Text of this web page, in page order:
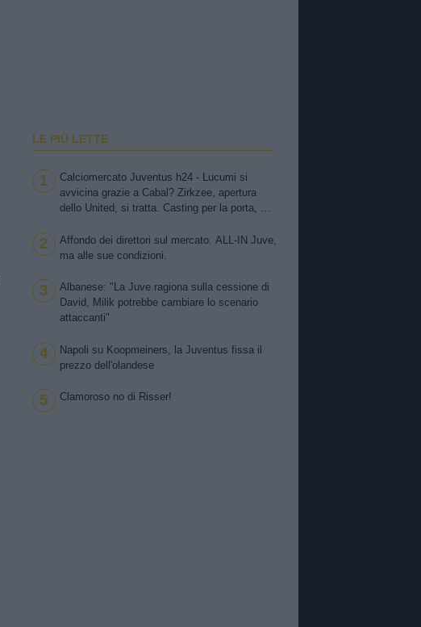
LE PIÙ LETTE
1
Calciomercato Juventus h24 - Lucumi si
avvicina grazie a Cabal? Zirkzee, apertura
dello United, si tratta. Casting per la porta, ma
2
Affondo dei direttori sul mercato. ALL-IN Juve,
ma alle sue condizioni.
3
Albanese: "La Juve ragiona sulla cessione di
David, Milik potrebbe cambiare lo scenario
attaccanti"
4
Napoli su Koopmeiners, la Juventus fissa il
prezzo dell'olandese
5 Clamoroso no di Risser!